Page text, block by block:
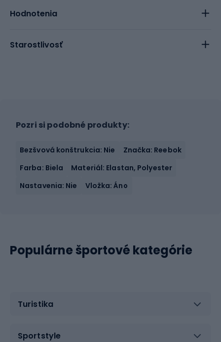
Hodnotenia
Starostlivosť
Pozri si podobné produkty:
Bezšvová konštrukcia: Nie
Značka: Reebok
Farba: Biela
Materiál: Elastan, Polyester
Nastavenia: Nie
Vložka: Áno
Populárne športové kategórie
Turistika
Sportstyle